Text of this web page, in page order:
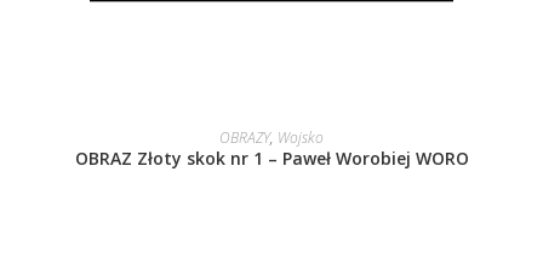
DOWIEDZ SIĘ WIĘCEJ
OBRAZY, Wojsko
OBRAZ Złoty skok nr 1 – Paweł Worobiej WORO